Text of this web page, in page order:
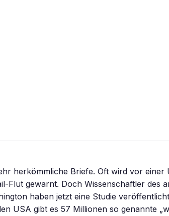
herkömmliche Briefe. Oft wird vor einer
Flut gewarnt. Doch Wissenschaftler des
haben jetzt eine Studie
USA gibt es 57 Millionen so genannte